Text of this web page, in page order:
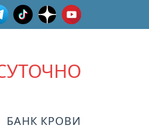
БАНК КРОВИ